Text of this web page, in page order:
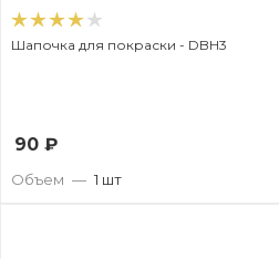
Шапочка для покраски - DBH3
90 ₽
Объем — 1 шт